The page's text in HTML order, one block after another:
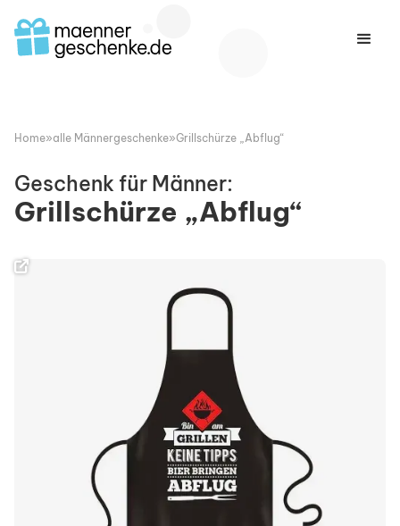
Home»alle Männergeschenke»Grillschürze „Abflug“
Geschenk für Männer:
Grillschürze „Abflug“